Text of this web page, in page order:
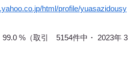
html/profile/yuasazidousy
99.0 %（取引 5154件中・ 2023年 3